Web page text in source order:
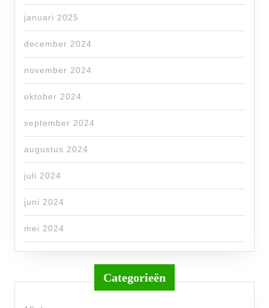
januari 2025
december 2024
november 2024
oktober 2024
september 2024
augustus 2024
juli 2024
juni 2024
mei 2024
Categorieën